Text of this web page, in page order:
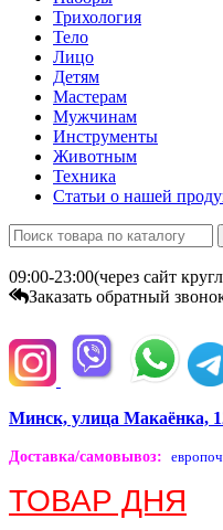
Трихология
Тело
Лицо
Детям
Мастерам
Мужчинам
Инструменты
Животным
Техника
Статьи о нашей
09:00-23:00(через сайт
Заказать обратный
Минск, улица Макаёнка,
Доставка/самовывоз:
ТОВАР ДНЯ